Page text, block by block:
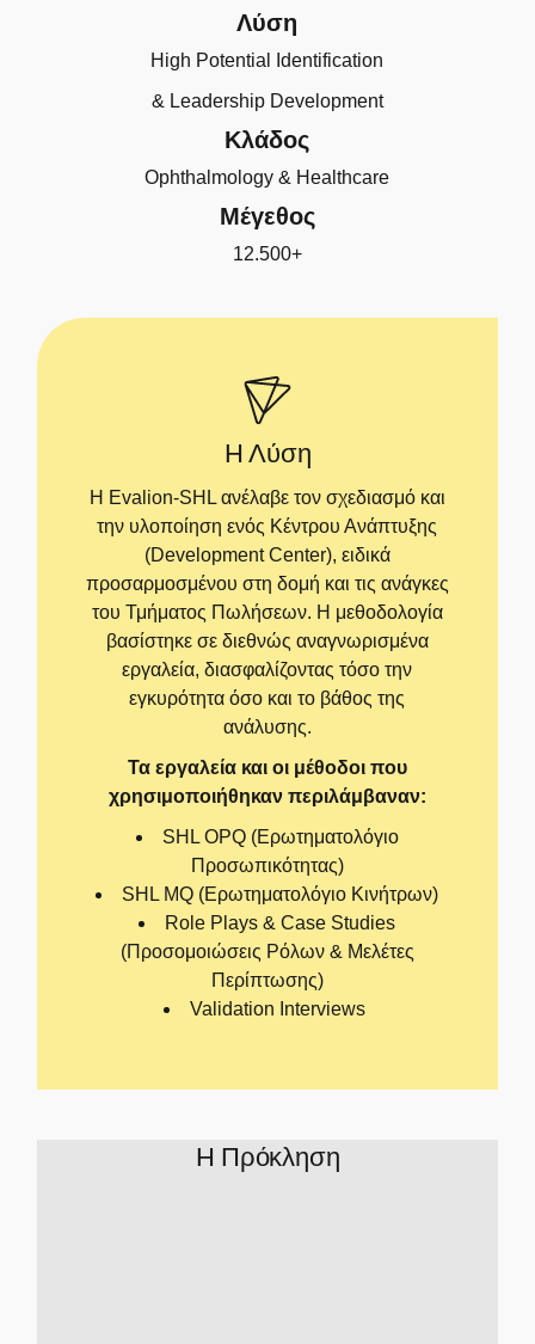
Λύση
High Potential Identification
& Leadership Development
Κλάδος
Ophthalmology & Healthcare
Μέγεθος
12.500+
Η Λύση
Η Evalion-SHL ανέλαβε τον σχεδιασμό και
την υλοποίηση ενός Κέντρου Ανάπτυξης
(Development Center), ειδικά
προσαρμοσμένου στη δομή και τις ανάγκες
του Τμήματος Πωλήσεων. Η μεθοδολογία
βασίστηκε σε διεθνώς αναγνωρισμένα
εργαλεία, διασφαλίζοντας τόσο την
εγκυρότητα όσο και το βάθος της
ανάλυσης.
Τα εργαλεία και οι μέθοδοι που
χρησιμοποιήθηκαν περιλάμβαναν:
SHL OPQ (Ερωτηματολόγιο
Προσωπικότητας)
SHL MQ (Ερωτηματολόγιο Κινήτρων)
Role Plays & Case Studies
(Προσομοιώσεις Ρόλων & Μελέτες
Περίπτωσης)
Validation Interviews
Η Πρόκληση